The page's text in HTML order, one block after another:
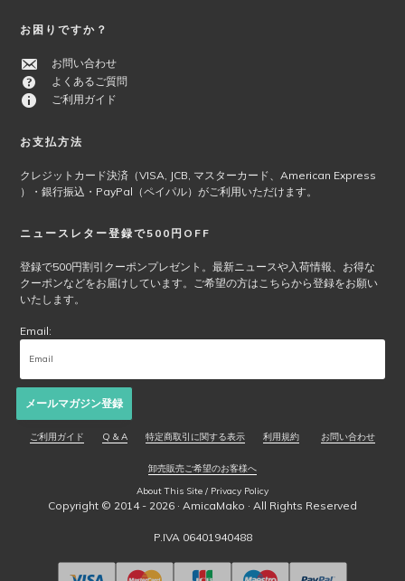
お困りですか？
お問い合わせ
よくあるご質問
ご利用ガイド
お支払方法
クレジットカード決済（VISA, JCB, マスターカード、American Express
）・銀行振込・PayPal（ペイパル）がご利用いただけます。
ニュースレター登録で500円OFF
登録で500円割引クーポンプレゼント。最新ニュースや入荷情報、お得な
クーポンなどをお届けしています。ご希望の方はこちらから登録をお願い
いたします。
Email:
メールマガジン登録
ご利用ガイド Q & A 特定商取引に関する表示 利用規約 お問い合わせ
卸売販売ご希望のお客様へ
About This Site / Privacy Policy
Copyright © 2014 - 2026 · AmicaMako · All Rights Reserved
P.IVA 06401940488